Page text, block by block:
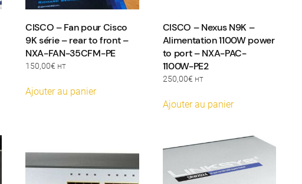
CISCO – Fan pour Cisco
9K série – rear to front –
NXA-FAN-35CFM-PE
150,00€ HT
Ajouter au panier
CISCO – Nexus N9K –
Alimentation 1100W power
to port – NXA-PAC-
1100W-PE2
250,00€ HT
Ajouter au panier